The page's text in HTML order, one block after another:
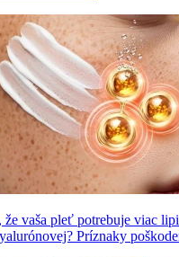
vaša pleť potrebuje viac
Príznaky